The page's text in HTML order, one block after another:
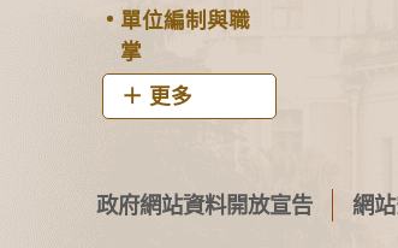
單位編制與職
掌
更多
政府網站資料開放宣告 網